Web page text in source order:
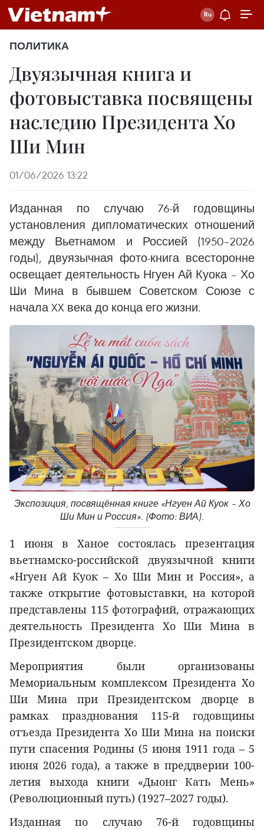
ПОЛИТИКА
Двуязычная книга и
фотовыставка посвящены
наследию Президента Хо
Ши Мин
01/06/2026 13:22
Изданная по случаю 76-й годовщины
установления дипломатических отношений
между Вьетнамом и Россией (1950–2026
годы), двуязычная фото-книга всесторонне
освещает деятельность Нгуен Ай Куока – Хо
Ши Мина в бывшем Советском Союзе с
начала XX века до конца его жизни.
Экспозиция, посвящённая книге «Нгуен Ай Куок – Хо
Ши Мин и Россия». (Фото: ВИА).
1 июня в Ханое состоялась презентация
вьетнамско-российской двуязычной книги
«Нгуен Ай Куок – Хо Ши Мин и Россия», а
также открытие фотовыставки, на которой
представлены 115 фотографий, отражающих
деятельность Президента Хо Ши Мина в
Президентском дворце.
Мероприятия были организованы
Мемориальным комплексом Президента Хо
Ши Мина при Президентском дворце в
рамках празднования 115-й годовщины
отъезда Президента Хо Ши Мина на поиски
пути спасения Родины (5 июня 1911 года – 5
июня 2026 года), а также в преддверии 100-
летия выхода книги «Дыонг Кать Мень»
(Революционный путь) (1927–2027 годы).
Изданная по случаю 76-й годовщины